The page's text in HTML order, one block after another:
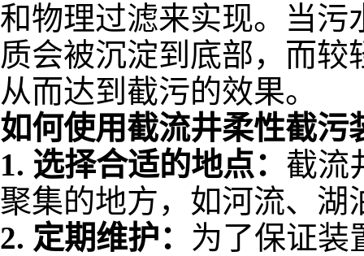
和物理过滤来实现。当污
质会被沉淀到底部，而
从而达到截污的效果。
如何使用截流井柔性截污
1. 选择合适的地点： 截流
聚集的地方，如河流、湖
2. 定期维护： 为了保证装